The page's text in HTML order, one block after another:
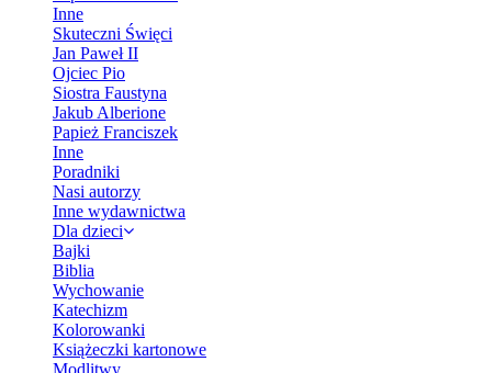
Inne
Skuteczni Święci
Jan Paweł II
Ojciec Pio
Siostra Faustyna
Jakub Alberione
Papież Franciszek
Inne
Poradniki
Nasi autorzy
Inne wydawnictwa
Dla dzieci
Bajki
Biblia
Wychowanie
Katechizm
Kolorowanki
Książeczki kartonowe
Modlitwy